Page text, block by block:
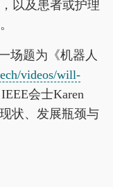
以及患者或护理
场题为《机器人
videos/will-
会士Karen
状、发展瓶颈与